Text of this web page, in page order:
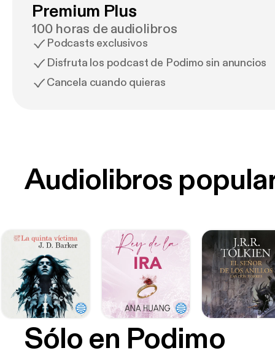
Premium Plus
100 horas de audiolibros
Podcasts exclusivos
Disfruta los podcast de Podimo sin anuncios
Cancela cuando quieras
Sólo en Podimo
Audiolibros